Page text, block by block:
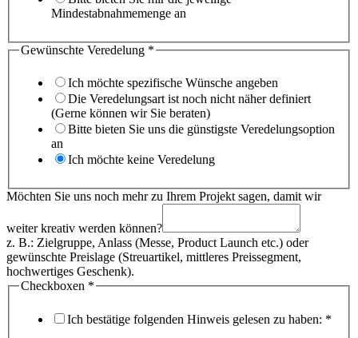
Mindestabnahmemenge an
Gewünschte Veredelung *
Ich möchte spezifische Wünsche angeben
Die Veredelungsart ist noch nicht näher definiert
(Gerne können wir Sie beraten)
Bitte bieten Sie uns die günstigste Veredelungsoption
an
Ich möchte keine Veredelung
Möchten Sie uns noch mehr zu Ihrem Projekt sagen, damit wir
weiter kreativ werden können?
z. B.: Zielgruppe, Anlass (Messe, Product Launch etc.) oder
gewünschte Preislage (Streuartikel, mittleres Preissegment,
hochwertiges Geschenk).
Checkboxen *
Ich bestätige folgenden Hinweis gelesen zu haben: *